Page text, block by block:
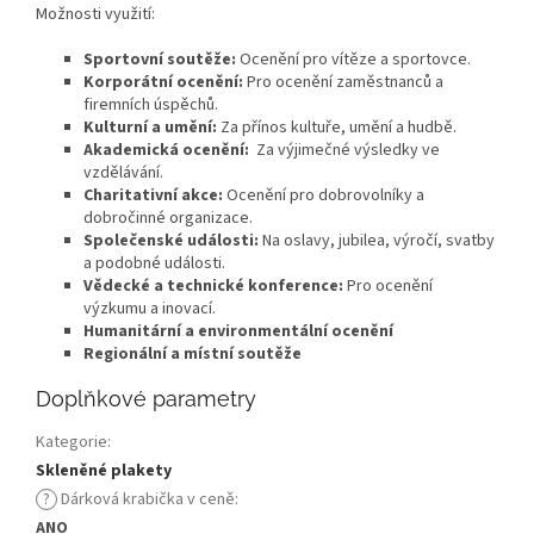
Možnosti využití:
Sportovní soutěže: Ocenění pro vítěze a sportovce.
Korporátní ocenění: Pro ocenění zaměstnanců a
firemních úspěchů.
Kulturní a umění: Za přínos kultuře, umění a hudbě.
Akademická ocenění: Za výjimečné výsledky ve
vzdělávání.
Charitativní akce: Ocenění pro dobrovolníky a
dobročinné organizace.
Společenské události: Na oslavy, jubilea, výročí, svatby
a podobné události.
Vědecké a technické konference: Pro ocenění
výzkumu a inovací.
Humanitární a environmentální ocenění
Regionální a místní soutěže
Doplňkové parametry
Kategorie:
Skleněné plakety
? Dárková krabička v ceně:
ANO